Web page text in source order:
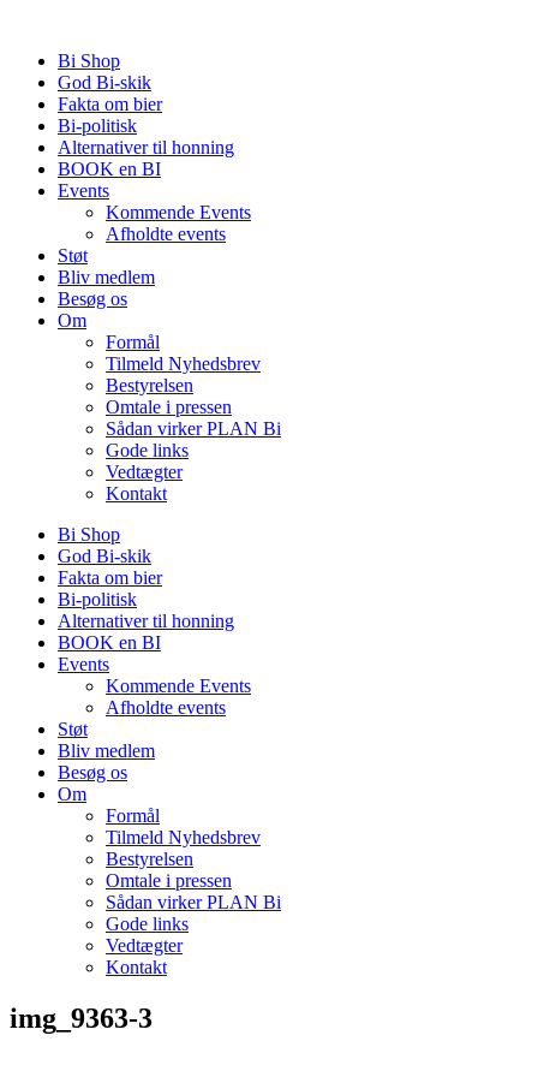
indholdBi Shop
God Bi-skik
Fakta om bier
Bi-politisk
Alternativer til honning
BOOK en BI
Events
Kommende Events
Afholdte events
Støt
Bliv medlem
Besøg os
Om
Formål
Tilmeld Nyhedsbrev
Bestyrelsen
Omtale i pressen
Sådan virker PLAN Bi
Gode links
Vedtægter
Kontakt
Bi Shop
God Bi-skik
Fakta om bier
Bi-politisk
Alternativer til honning
BOOK en BI
Events
Kommende Events
Afholdte events
Støt
Bliv medlem
Besøg os
Om
Formål
Tilmeld Nyhedsbrev
Bestyrelsen
Omtale i pressen
Sådan virker PLAN Bi
Gode links
Vedtægter
Kontakt
img_9363-3